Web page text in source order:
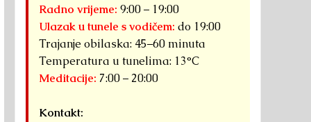
Radno vrijeme: 9:00 – 19:00
Ulazak u tunele s vodičem: do 19:00
Trajanje obilaska: 45–60 minuta
Temperatura u tunelima: 13°C
Meditacije: 7:00 – 20:00
Kontakt: